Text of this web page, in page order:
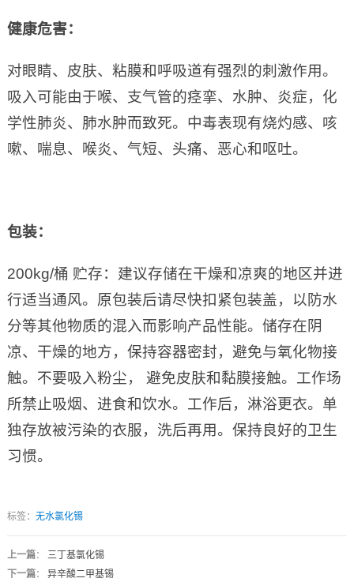
健康危害：
对眼睛、皮肤、粘膜和呼吸道有强烈的刺激作用。
吸入可能由于喉、支气管的痉挛、水肿、炎症，化
学性肺炎、肺水肿而致死。中毒表现有烧灼感、咳
嗽、喘息、喉炎、气短、头痛、恶心和呕吐。
包装：
200kg/桶 贮存：建议存储在干燥和凉爽的地区并进
行适当通风。原包装后请尽快扣紧包装盖，以防水
分等其他物质的混入而影响产品性能。储存在阴
凉、干燥的地方，保持容器密封，避免与氧化物接
触。不要吸入粉尘， 避免皮肤和黏膜接触。工作场
所禁止吸烟、进食和饮水。工作后，淋浴更衣。单
独存放被污染的衣服，洗后再用。保持良好的卫生
习惯。
标签： 无水氯化锡
上一篇： 三丁基氯化锡
下一篇： 异辛酸二甲基锡